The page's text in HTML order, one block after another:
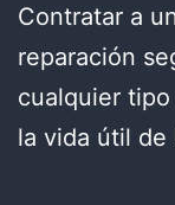
Contratar a
reparación
cualquier
la vida útil de